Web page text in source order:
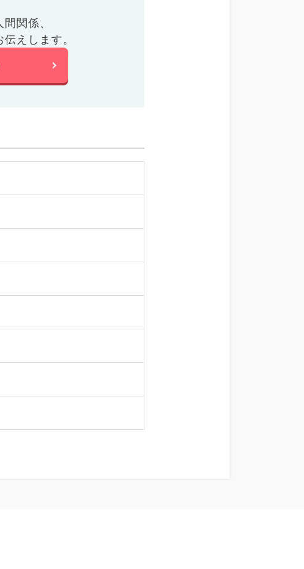
関係、
えします。